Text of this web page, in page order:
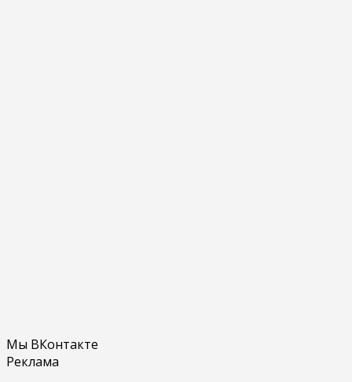
Мы ВКонтакте
Реклама